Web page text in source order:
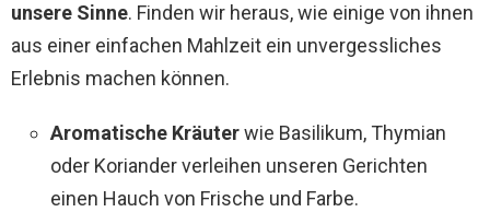
unsere Sinne. Finden wir heraus, wie einige von ihnen
aus einer einfachen Mahlzeit ein unvergessliches
Erlebnis machen können.
Aromatische Kräuterwie Basilikum, Thymian
oder Koriander verleihen unseren Gerichten
einen Hauch von Frische und Farbe.